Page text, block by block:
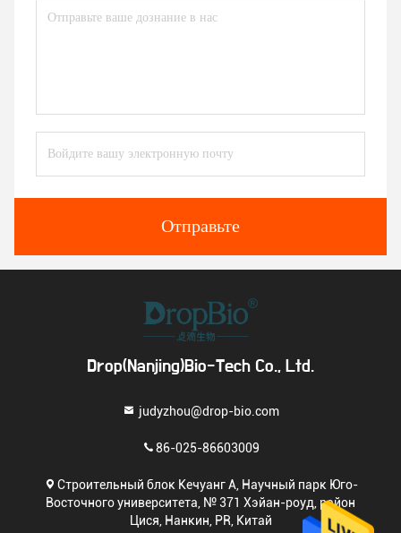
Отправьте
Drop(Nanjing)Bio-Tech Co., Ltd.
judyzhou@drop-bio.com
86-025-86603009
Строительный блок Кечуанг А, Научный парк Юго-
Восточного университета, № 371 Хэйан-роуд, район
Цися, Нанкин, PR, Китай